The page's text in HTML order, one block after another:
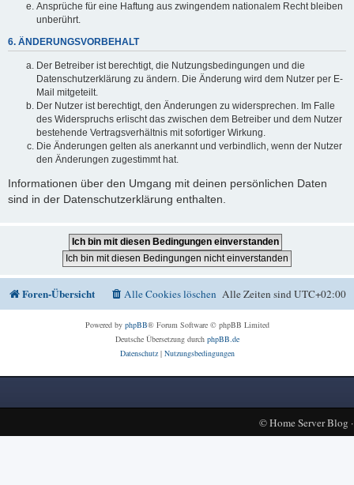
Ansprüche für eine Haftung aus zwingendem nationalem Recht bleiben
unberührt.
6. ÄNDERUNGSVORBEHALT
Der Betreiber ist berechtigt, die Nutzungsbedingungen und die
Datenschutzerklärung zu ändern. Die Änderung wird dem Nutzer per E-
Mail mitgeteilt.
Der Nutzer ist berechtigt, den Änderungen zu widersprechen. Im Falle
des Widerspruchs erlischt das zwischen dem Betreiber und dem Nutzer
bestehende Vertragsverhältnis mit sofortiger Wirkung.
Die Änderungen gelten als anerkannt und verbindlich, wenn der Nutzer
den Änderungen zugestimmt hat.
Informationen über den Umgang mit deinen persönlichen Daten
sind in der Datenschutzerklärung enthalten.
Foren-Übersicht Alle Zeiten sindUTC+02:00
Alle Cookies löschen
Powered by phpBB® Forum Software © phpBB Limited
Deutsche Übersetzung durch phpBB.de
Datenschutz| Nutzungsbedingungen
©Home Server Blog